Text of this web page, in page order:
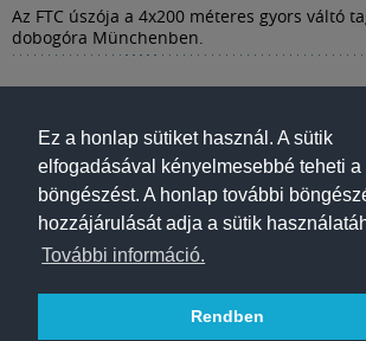
Ez a honlap sütiket használ. A sütik
elfogadásával kényelmesebbé teheti a
böngészést. A honlap további
hozzájárulását adja a sütik
További információ.
Rendben
Az FTC úszója a 4x200 méteres gyors váltó
dobogóra Münchenben.